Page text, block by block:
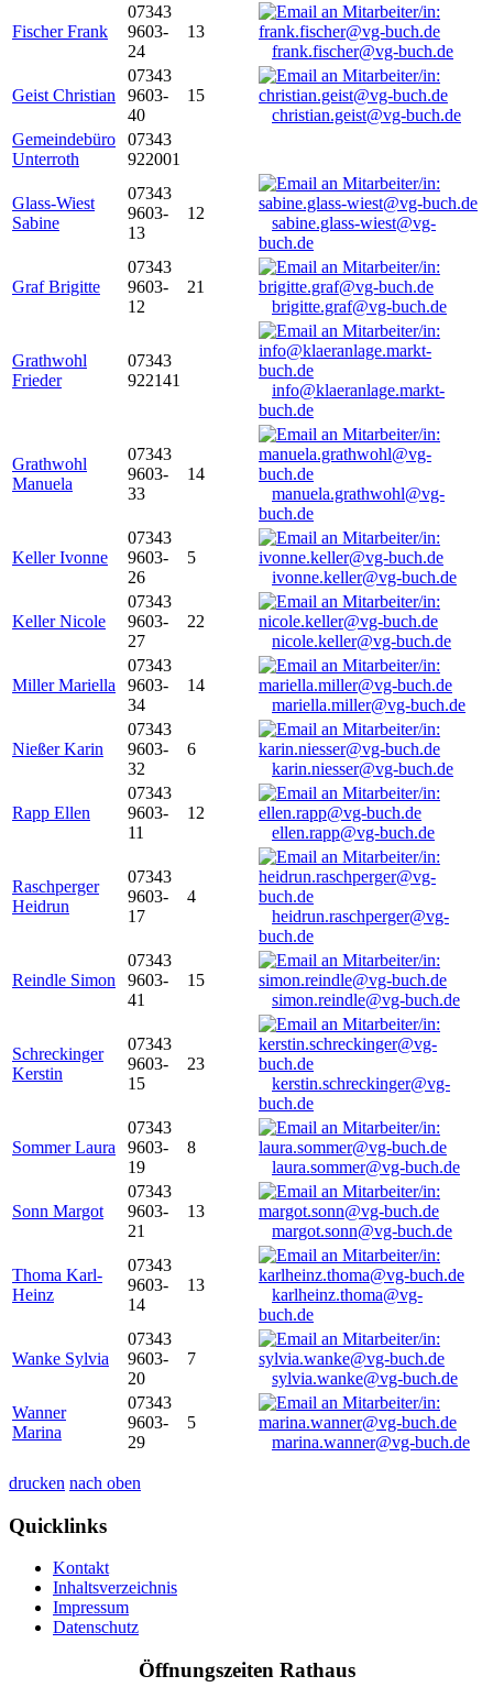
Fischer Frank
07343
9603-
24
13
frank.fischer@vg-buch.de
Geist Christian
07343
9603-
40
15
christian.geist@vg-buch.de
Gemeindebüro
Unterroth
07343
922001
Glass-Wiest
Sabine
07343
9603-
13
12
sabine.glass-wiest@vg-
buch.de
Graf Brigitte
07343
9603-
12
21
brigitte.graf@vg-buch.de
Grathwohl
Frieder
07343
922141
info@klaeranlage.markt-
buch.de
Grathwohl
Manuela
07343
9603-
33
14
manuela.grathwohl@vg-
buch.de
Keller Ivonne
07343
9603-
26
5
ivonne.keller@vg-buch.de
Keller Nicole
07343
9603-
27
22
nicole.keller@vg-buch.de
Miller Mariella
07343
9603-
34
14
mariella.miller@vg-buch.de
Nießer Karin
07343
9603-
32
6
karin.niesser@vg-buch.de
Rapp Ellen
07343
9603-
11
12
ellen.rapp@vg-buch.de
Raschperger
Heidrun
07343
9603-
17
4
heidrun.raschperger@vg-
buch.de
Reindle Simon
07343
9603-
41
15
simon.reindle@vg-buch.de
Schreckinger
Kerstin
07343
9603-
15
23
kerstin.schreckinger@vg-
buch.de
Sommer Laura
07343
9603-
19
8
laura.sommer@vg-buch.de
Sonn Margot
07343
9603-
21
13
margot.sonn@vg-buch.de
Thoma Karl-
Heinz
07343
9603-
14
13
karlheinz.thoma@vg-
buch.de
Wanke Sylvia
07343
9603-
20
7
sylvia.wanke@vg-buch.de
Wanner
Marina
07343
9603-
29
5
marina.wanner@vg-buch.de
drucken nach oben
Quicklinks
Kontakt
Inhaltsverzeichnis
Impressum
Datenschutz
Öffnungszeiten Rathaus